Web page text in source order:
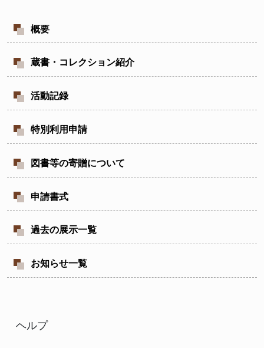
概要
蔵書・コレクション紹介
活動記録
特別利用申請
図書等の寄贈について
申請書式
過去の展示一覧
お知らせ一覧
ヘルプ